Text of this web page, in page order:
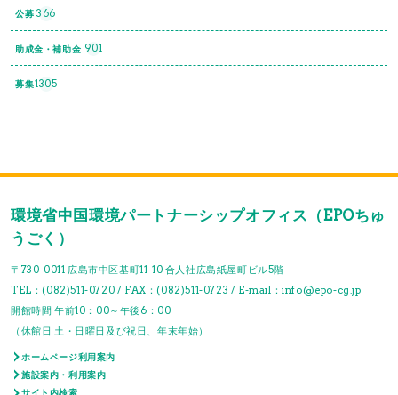
公募 366
助成金・補助金 901
募集1305
環境省中国環境パートナーシップオフィス（EPOちゅ
うごく）
〒730-0011 広島市中区基町11-10 合人社広島紙屋町ビル5階
TEL：(082)511-0720 / FAX：(082)511-0723 / E-mail：info@epo-cg.jp
開館時間 午前10：00～午後6：00
（休館日 土・日曜日及び祝日、年末年始）
ホームページ利用案内
施設案内・利用案内
サイト内検索